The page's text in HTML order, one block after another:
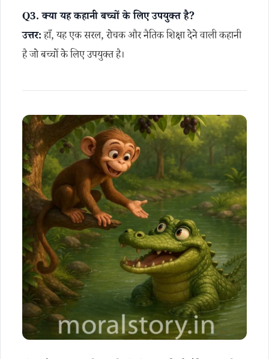
Q3. क्या यह कहानी बच्चों के लिए उपयुक्त है?
उत्तर:हाँ, यह एक सरल, रोचक और नैतिक शिक्षा देने वाली कहानी
है जो बच्चों के लिए उपयुक्त है।